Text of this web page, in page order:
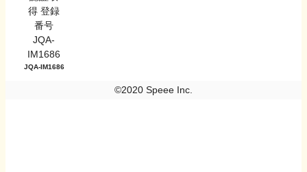
JQA-IM1686
©2020 Speee Inc.